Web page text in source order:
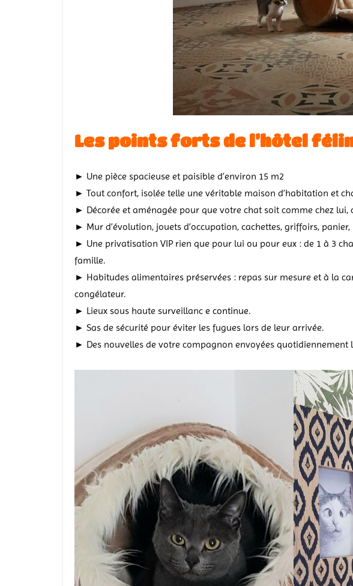
Les points forts de l’hôtel
► Une pièce spacieuse et paisible d’environ 15 m2
► Tout confort, isolée telle une véritable maison d’habitation et
► Décorée et aménagée pour que votre chat soit comme chez lui,
► Mur d’évolution, jouets d’occupation, cachettes, griffoirs,
► Une privatisation VIP rien que pour lui ou pour eux : de 1 à 3
famille.
► Habitudes alimentaires préservées : repas sur mesure et à la
congélateur.
► Lieux sous haute surveillanc e continue.
► Sas de sécurité pour éviter les fugues lors de leur arrivée.
► Des nouvelles de votre compagnon envoyées quotidiennement